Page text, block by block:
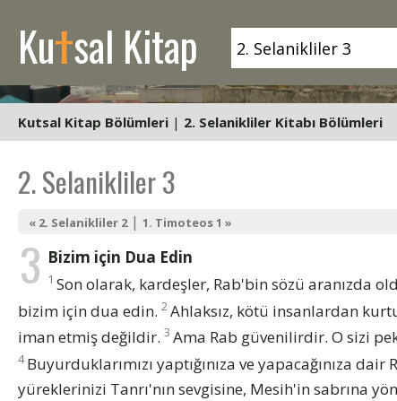
Kutsal Kitap
Kutsal Kitap Bölümleri | 2. Selanikliler Kitabı Bölümleri
2. Selanikliler 3
« 2. Selanikliler 2| 1. Timoteos 1 »
3 Bizim için Dua Edin
1 Son olarak, kardeşler, Rab'bin sözü aranızda
bizim için dua edin. 2Ahlaksız, kötü insanlardan
iman etmiş değildir. 3 Ama Rab güvenilirdir. O sizi
4 Buyurduklarımızı yaptığınıza ve yapacağınıza
yüreklerinizi Tanrı'nın sevgisine, Mesih'in sabrına